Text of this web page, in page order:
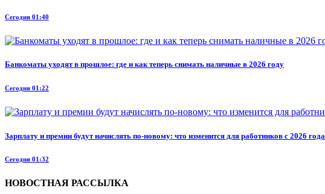
Сегодня 01:40
Банкоматы уходят в прошлое: где и как теперь снимать наличные в 2026 году
Сегодня 01:22
Зарплату и премии будут начислять по-новому: что изменится для работников с 2026 года
Сегодня 01:32
НОВОСТНАЯ РАССЫЛКА